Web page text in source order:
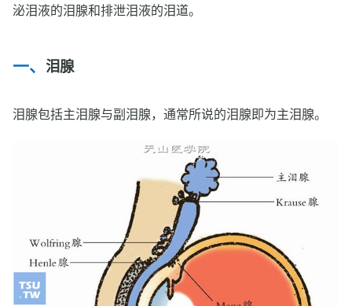
泌泪液的泪腺和排泄泪液的泪道。
泪腺
泪腺包括主泪腺与副泪腺，通常所说的泪腺即为主泪腺。